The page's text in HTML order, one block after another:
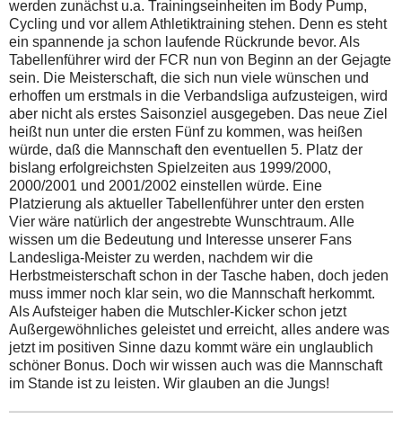
werden zunächst u.a. Trainingseinheiten im Body Pump,
Cycling und vor allem Athletiktraining stehen. Denn es steht
ein spannende ja schon laufende Rückrunde bevor. Als
Tabellenführer wird der FCR nun von Beginn an der Gejagte
sein. Die Meisterschaft, die sich nun viele wünschen und
erhoffen um erstmals in die Verbandsliga aufzusteigen, wird
aber nicht als erstes Saisonziel ausgegeben. Das neue Ziel
heißt nun unter die ersten Fünf zu kommen, was heißen
würde, daß die Mannschaft den eventuellen 5. Platz der
bislang erfolgreichsten Spielzeiten aus 1999/2000,
2000/2001 und 2001/2002 einstellen würde. Eine
Platzierung als aktueller Tabellenführer unter den ersten
Vier wäre natürlich der angestrebte Wunschtraum. Alle
wissen um die Bedeutung und Interesse unserer Fans
Landesliga-Meister zu werden, nachdem wir die
Herbstmeisterschaft schon in der Tasche haben, doch jeden
muss immer noch klar sein, wo die Mannschaft herkommt.
Als Aufsteiger haben die Mutschler-Kicker schon jetzt
Außergewöhnliches geleistet und erreicht, alles andere was
jetzt im positiven Sinne dazu kommt wäre ein unglaublich
schöner Bonus. Doch wir wissen auch was die Mannschaft
im Stande ist zu leisten. Wir glauben an die Jungs!